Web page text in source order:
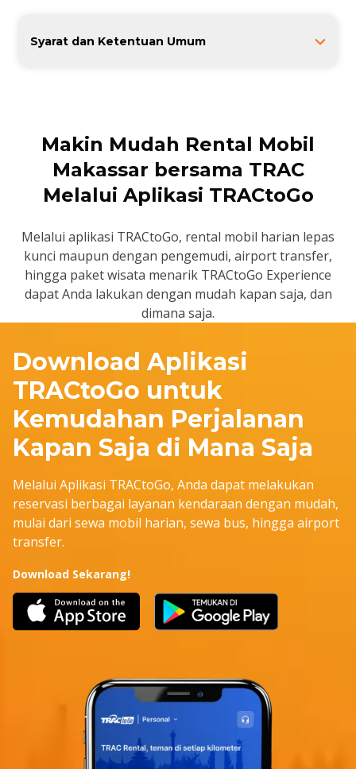
Syarat dan Ketentuan Umum
Pengguna Kendaraan (user) wajib :
berperilaku tertib; dan/atau
mencegah hal-hal yang dapat
merintangi, membahayakan
keamanan dan keselamatan lalu
lintas atau yang dapat menimbulkan
kerusakan jalan.
Pengguna Kendaraan (user) wajib
mengemudikan Kendaraan dengan wajar
dan penuh konsentrasi.
Pengguna Kendaraan (user) wajib
atau rambu larangan, marka jalan, alat
pemberi isyarat lalu lintas, gerakan lalu
lintas, berhenti dan parkir, peringatan
bunyi dan sinar, kecepatan maksimal atau
minimal.
Pengguna Kendaraan (user) dan
penumpang wajib menggunakan sabuk
keselamatan.
Pengguna Kendaraan (user) dilarang
mengemudikan Kendaraan melebihi
ditetapkan secara nasional dan/atau
berbalapan dengan kendaraan lain.
Makin Mudah Rental Mobil
Makassar bersama TRAC
Melalui Aplikasi TRACtoGo
Melalui aplikasi TRACtoGo, rental mobil harian lepas
kunci maupun dengan pengemudi, airport transfer,
hingga paket wisata menarik TRACtoGo Experience
dapat Anda lakukan dengan mudah kapan saja, dan
dimana saja.
Download Aplikasi
TRACtoGo untuk
Kemudahan Perjalanan
Kapan Saja di Mana Saja
Melalui Aplikasi TRACtoGo, Anda dapat melakukan
reservasi berbagai layanan kendaraan dengan mudah,
mulai dari sewa mobil harian, sewa bus, hingga airport
transfer.
Download Sekarang!